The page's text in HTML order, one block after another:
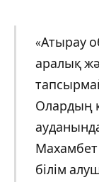
«Атырау
аралық
Олардың
Махамбет
білім